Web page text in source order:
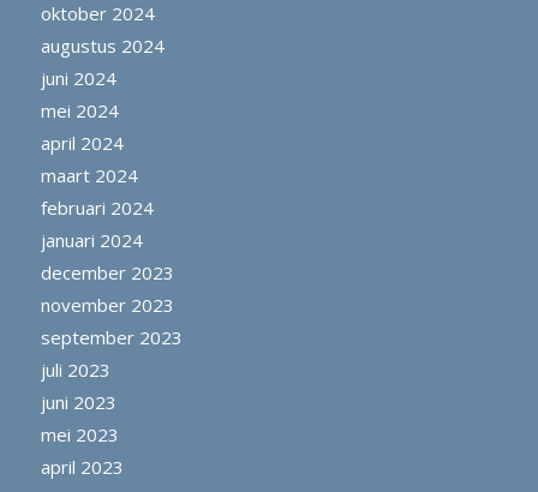
oktober 2024
augustus 2024
juni 2024
mei 2024
april 2024
maart 2024
februari 2024
januari 2024
december 2023
november 2023
september 2023
juli 2023
juni 2023
mei 2023
april 2023